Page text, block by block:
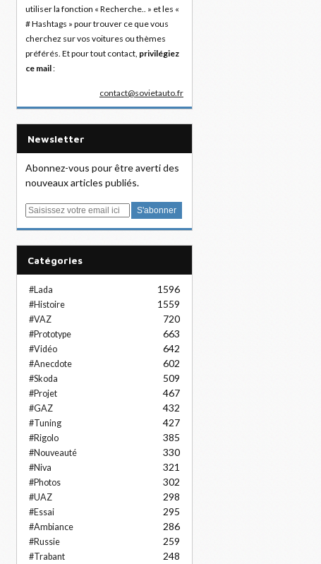
utiliser la fonction « Recherche.. » et les «
# Hashtags » pour trouver ce que vous
cherchez sur vos voitures ou thèmes
préférés. Et pour tout contact, privilégiez
ce mail:
contact@sovietauto.fr
Newsletter
Abonnez-vous pour être averti des
nouveaux articles publiés.
E
Catégories
#Lada 1596
#Histoire 1559
#VAZ 720
#Prototype 663
#Vidéo 642
#Anecdote 602
#Skoda 509
#Projet 467
#GAZ 432
#Tuning 427
#Rigolo 385
#Nouveauté 330
#Niva 321
#Photos 302
#UAZ 298
#Essai 295
#Ambiance 286
#Russie 259
#Trabant 248